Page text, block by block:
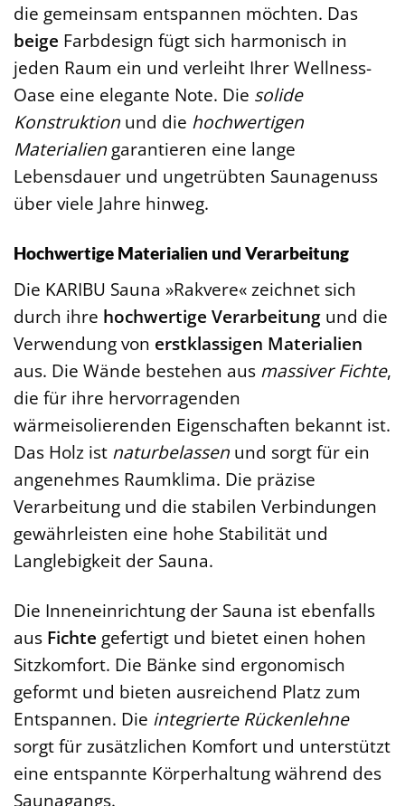
die gemeinsam entspannen möchten. Das
beige Farbdesign fügt sich harmonisch in
jeden Raum ein und verleiht Ihrer Wellness-
Oase eine elegante Note. Die solide
Konstruktion und die hochwertigen
Materialien garantieren eine lange
Lebensdauer und ungetrübten Saunagenuss
über viele Jahre hinweg.
Hochwertige Materialien und Verarbeitung
Die KARIBU Sauna »Rakvere« zeichnet sich
durch ihre hochwertige Verarbeitung und die
Verwendung von erstklassigen Materialien
aus. Die Wände bestehen aus massiver Fichte,
die für ihre hervorragenden
wärmeisolierenden Eigenschaften bekannt ist.
Das Holz ist naturbelassen und sorgt für ein
angenehmes Raumklima. Die präzise
Verarbeitung und die stabilen Verbindungen
gewährleisten eine hohe Stabilität und
Langlebigkeit der Sauna.
Die Inneneinrichtung der Sauna ist ebenfalls
aus Fichte gefertigt und bietet einen hohen
Sitzkomfort. Die Bänke sind ergonomisch
geformt und bieten ausreichend Platz zum
Entspannen. Die integrierte Rückenlehne
sorgt für zusätzlichen Komfort und unterstützt
eine entspannte Körperhaltung während des
Saunagangs.